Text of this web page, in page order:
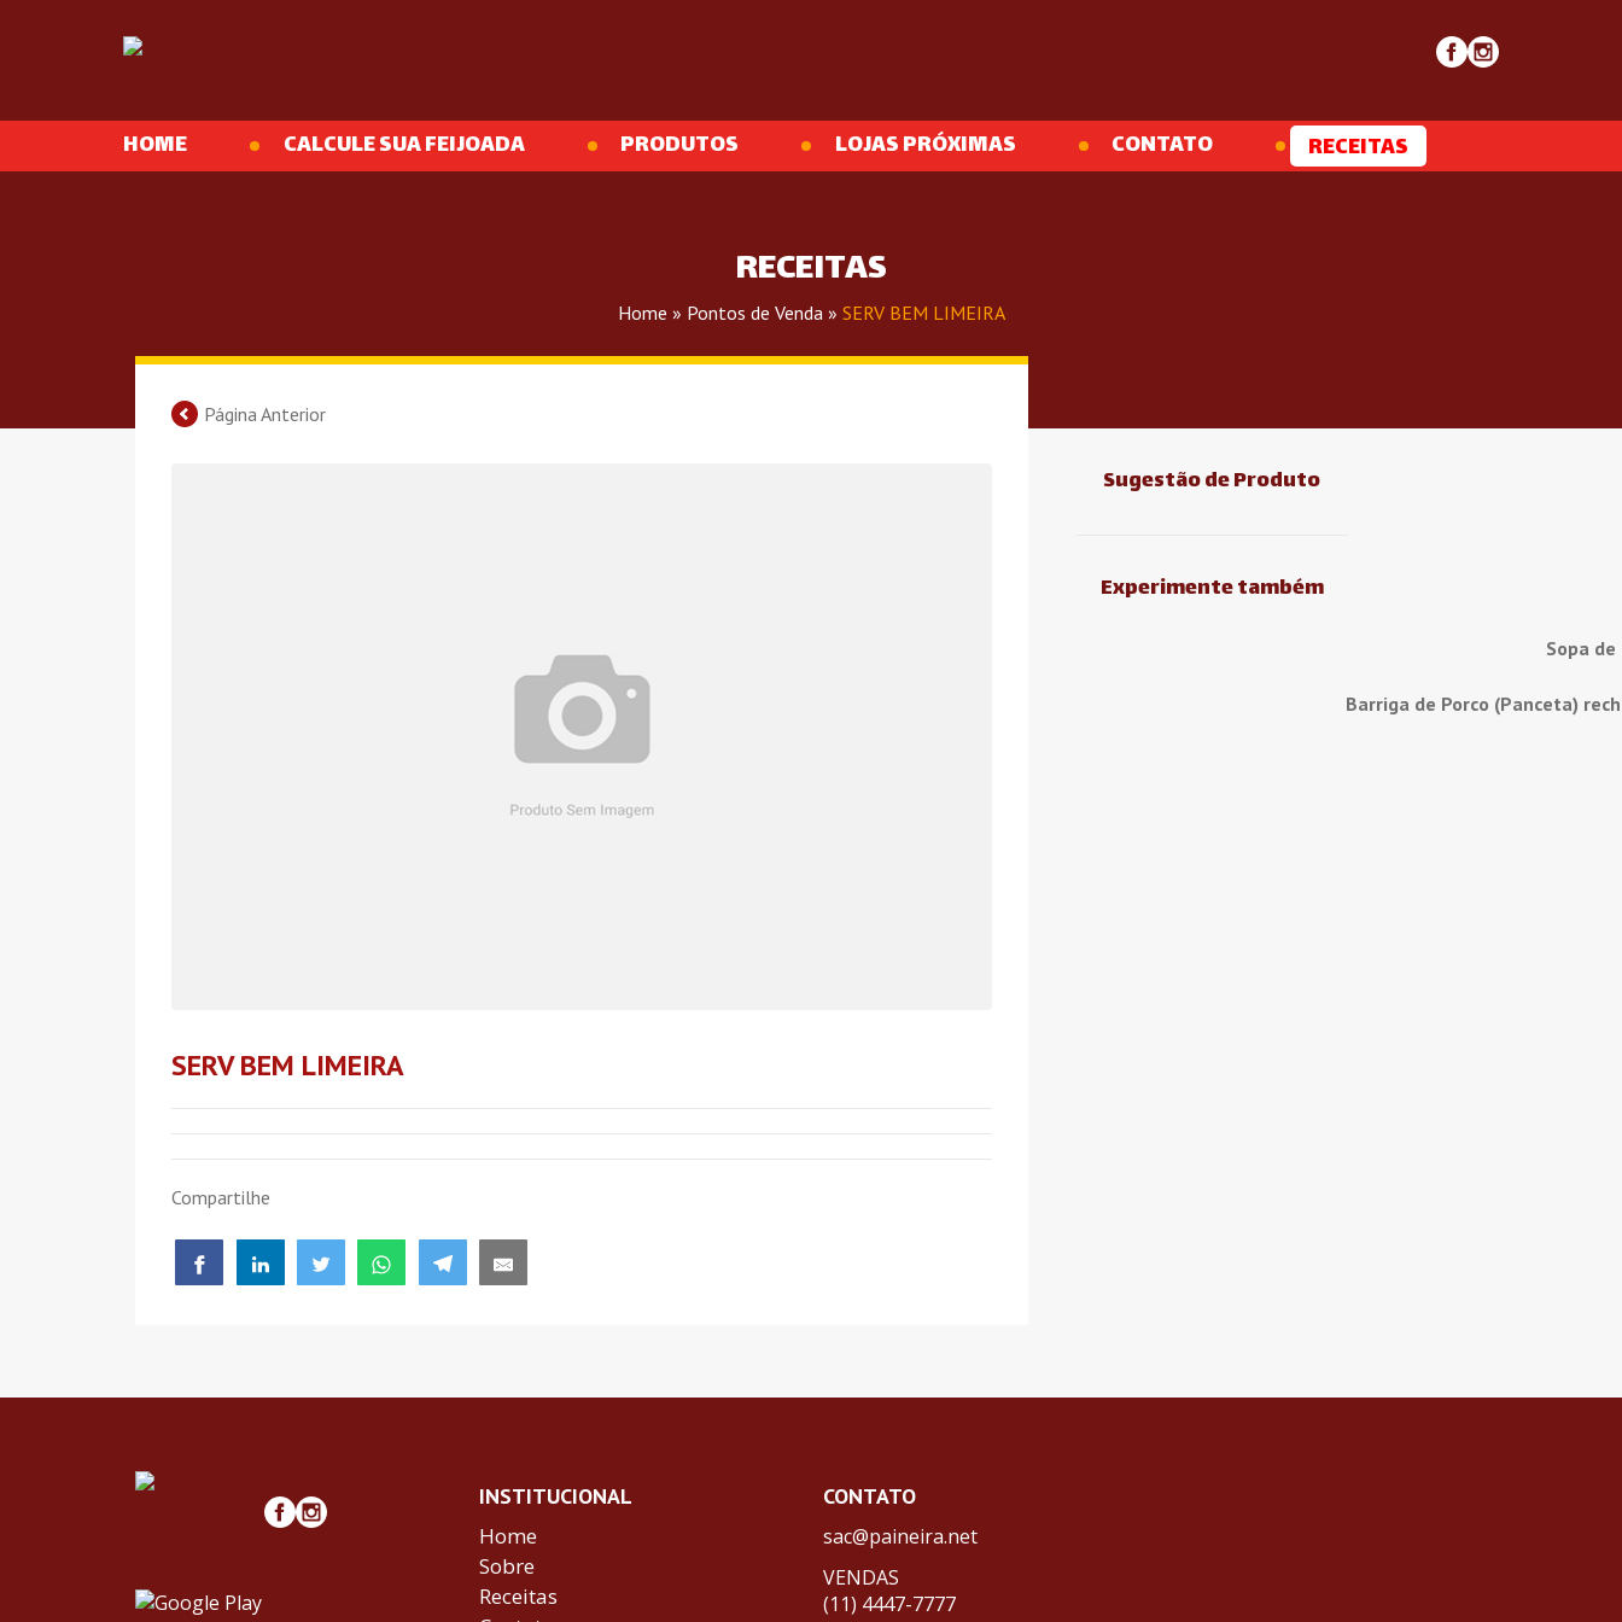
HOME CALCULE SUA FEIJOADA PRODUTOS LOJAS PRÓXIMAS CONTATO RECEITAS
RECEITAS
Home » Pontos de Venda » SERV BEM LIMEIRA
Página Anterior
SERV BEM LIMEIRA
Compartilhe
Sugestão de Produto
Experimente também
Sopa
Barriga de Porco (Panceta)
INSTITUCIONAL
Home
Sobre
Receitas
CONTATO
sac@paineira.net
VENDAS
(11) 4447-7777